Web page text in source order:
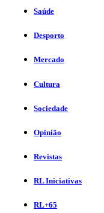
Saúde
Desporto
Mercado
Cultura
Sociedade
Opinião
Revistas
RL Iniciativas
RL+65